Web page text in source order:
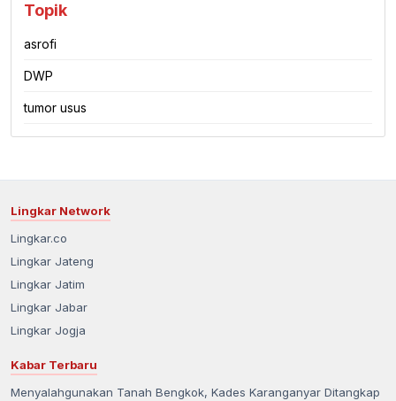
Topik
asrofi
DWP
tumor usus
Lingkar Network
Lingkar.co
Lingkar Jateng
Lingkar Jatim
Lingkar Jabar
Lingkar Jogja
Kabar Terbaru
Menyalahgunakan Tanah Bengkok, Kades Karanganyar Ditangkap